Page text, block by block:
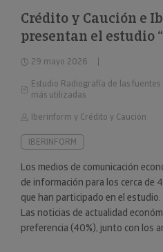
Crédito y Caución e
presentan el estudio
fuentes de
utilizadas”
29 mayo 2026
Estudio Radiografía de las
más utilizadas
Iberinform y Crédito y Caución
IBERINFORM
Los medios de comunicación
de información para los cerca
que han participado en el estudio.
Las noticias de actualidad
preferencia (40%), junto con los